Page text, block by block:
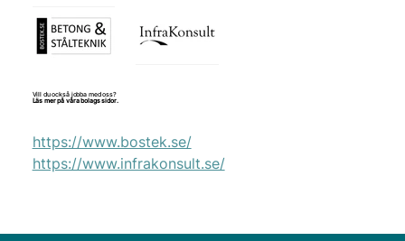
Vill du också jobba med oss?
Läs mer på våra bolags sidor.
https://www.bostek.se/
https://www.infrakonsult.se/